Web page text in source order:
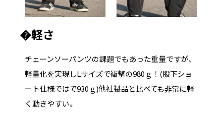
�軽さ
チェーンソーパンツの課題でもあった重量ですが、
軽量化を実現しLサイズで衝撃の980ｇ！(股下ショ
ート仕様ではで930ｇ)他社製品と比べても非常に軽
く動きやすい。